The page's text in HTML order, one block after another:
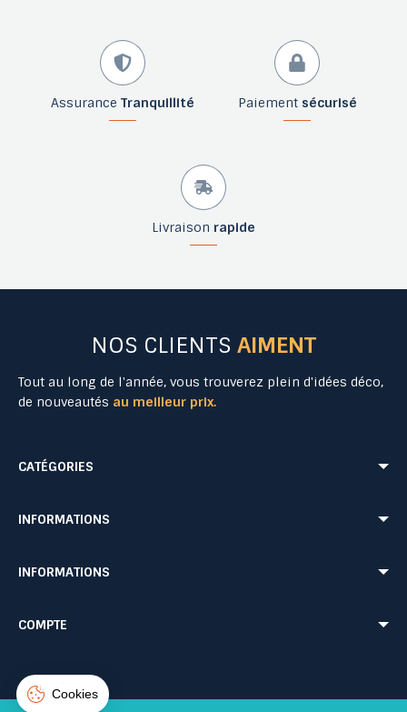
Assurance Tranquillité Paiement sécurisé
Livraison rapide
NOS CLIENTS AIMENT
Tout au long de l'année, vous trouverez plein d'idées déco,
de nouveautés au meilleur prix.
CATÉGORIES
INFORMATIONS
INFORMATIONS
COMPTE
Connexion